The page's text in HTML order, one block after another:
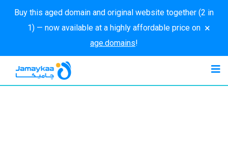
Buy this aged domain and original website together (2 in
1) — now available at a highly affordable price on
age.domains!
×